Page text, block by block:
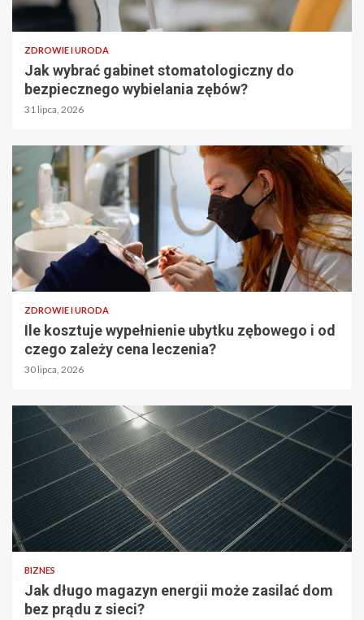
ZDROWIE I URODA
Jak wybrać gabinet stomatologiczny do
bezpiecznego wybielania zębów?
31 lipca, 2026
ZDROWIE I URODA
Ile kosztuje wypełnienie ubytku zębowego i od
czego zależy cena leczenia?
30 lipca, 2026
BIZNES
Jak długo magazyn energii może zasilać dom
bez prądu z sieci?